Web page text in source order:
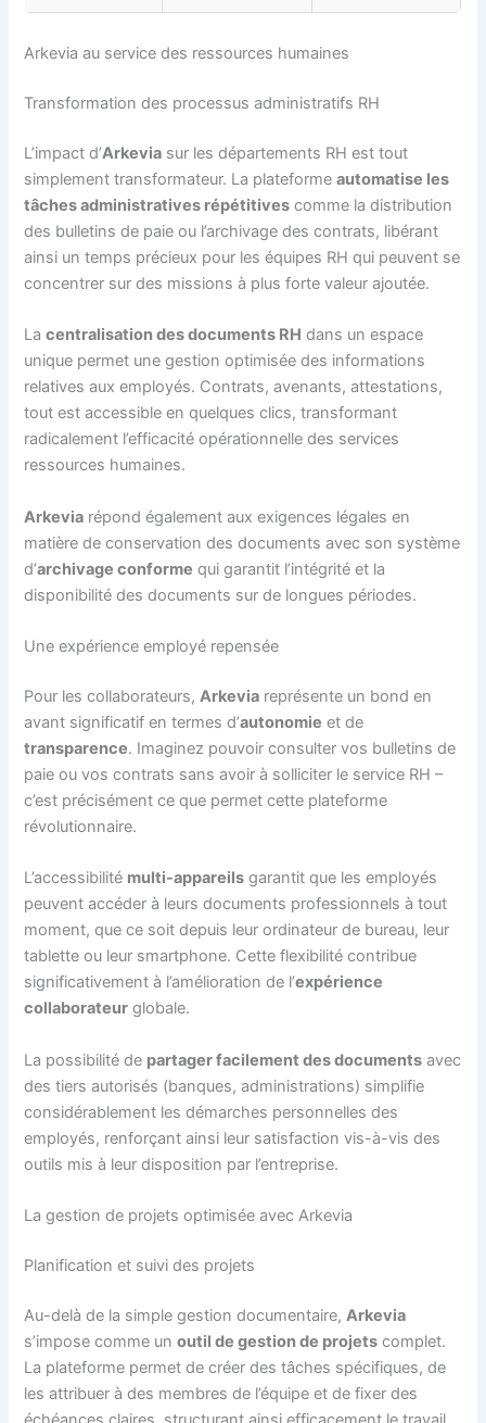
Arkevia au service des ressources humaines
Transformation des processus administratifs RH
L’impact d’Arkevia sur les départements RH est tout
simplement transformateur. La plateformeautomatise les
tâches administratives répétitives comme la distribution
des bulletins de paie ou l’archivage des contrats, libérant
ainsi un temps précieux pour les équipes RH qui peuvent se
concentrer sur des missions à plus forte valeur ajoutée.
Lacentralisation des documents RH dans un espace
unique permet une gestion optimisée des informations
relatives aux employés. Contrats, avenants, attestations,
tout est accessible en quelques clics, transformant
radicalement l’efficacité opérationnelle des services
ressources humaines.
Arkevia répond également aux exigences légales en
matière de conservation des documents avec son système
d’archivage conforme qui garantit l’intégrité et la
disponibilité des documents sur de longues périodes.
Une expérience employé repensée
Pour les collaborateurs,Arkevia représente un bond en
avant significatif en termes d’autonomie et de
transparence. Imaginez pouvoir consulter vos bulletins de
paie ou vos contrats sans avoir à solliciter le service RH –
c’est précisément ce que permet cette plateforme
révolutionnaire.
L’accessibilité multi-appareils garantit que les employés
peuvent accéder à leurs documents professionnels à tout
moment, que ce soit depuis leur ordinateur de bureau, leur
tablette ou leur smartphone. Cette flexibilité contribue
significativement à l’amélioration de l’expérience
collaborateur globale.
La possibilité de partager facilement des documents avec
des tiers autorisés (banques, administrations) simplifie
considérablement les démarches personnelles des
employés, renforçant ainsi leur satisfaction vis-à-vis des
outils mis à leur disposition par l’entreprise.
La gestion de projets optimisée avec Arkevia
Planification et suivi des projets
Au-delà de la simple gestion documentaire,Arkevia
s’impose comme unoutil de gestion de projets complet.
La plateforme permet de créer des tâches spécifiques, de
les attribuer à des membres de l’équipe et de fixer des